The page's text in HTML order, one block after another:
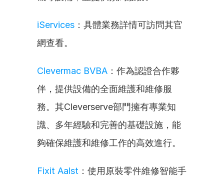
iServices ：具體業務詳情可訪問其官
網查看。
Clevermac BVBA ：作為認證合作夥
伴，提供設備的全面維護和維修服
務。其Cleverserve部門擁有專業知
識、多年經驗和完善的基礎設施，能
夠確保維護和維修工作的高效進行。
Fixit Aalst ：使用原裝零件維修智能手